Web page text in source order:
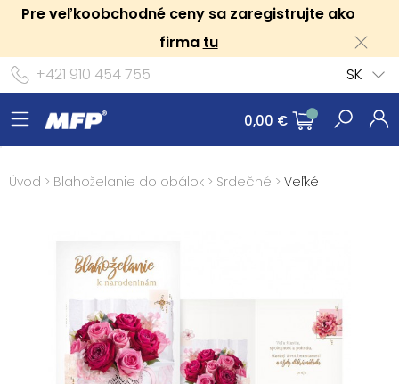
Pre veľkoobchodné ceny sa zaregistrujte ako
firma tu
+421 910 454 755
SK
0,00 €
Úvod > Blahoželanie do obálok > Srdečné > Veľké